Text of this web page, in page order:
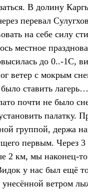
В долину
перевал
на себе силу
местное
до 0..-1С,
ветер с мокрым
ставить
почти не было
палатку.
группой, держа
первым. Через 3
2 км, мы наконец-
у нас был ещё
ветром